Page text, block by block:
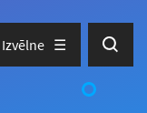
Izvēlne